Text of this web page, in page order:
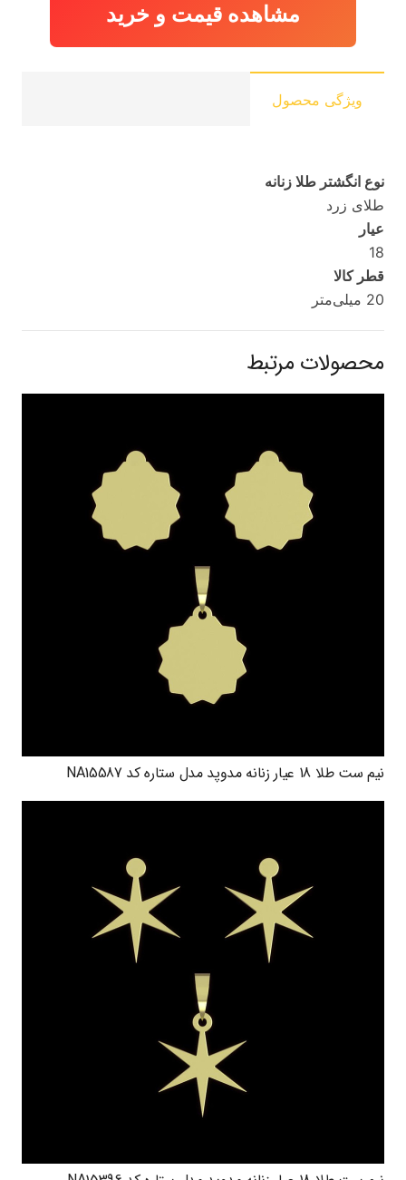
مشاهده قیمت و خرید
ویژگی محصول
نوع انگشتر طلا زنانه
طلای زرد
عیار
18
قطر کالا
20 میلی‌متر
محصولات مرتبط
نیم ست طلا 18 عیار زنانه مدوپد مدل ستاره کد NA15587